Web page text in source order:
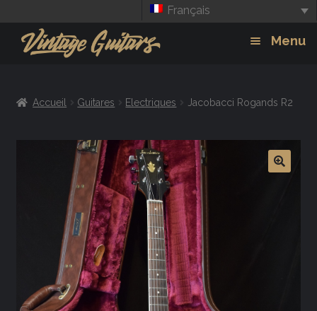
Français
Menu
Amplis
Accueil Guitares Electriques Jacobacci Rogands R2